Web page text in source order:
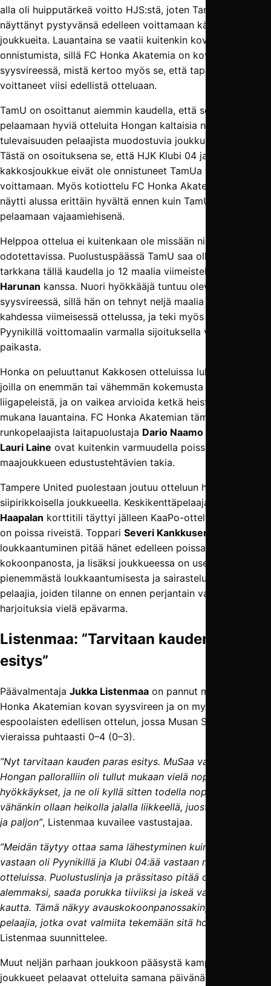
alla oli huipputärkeä voitto HJS:stä, joten TamU on
näyttänyt pystyvänsä edelleen voittamaan kärkipään
joukkueita. Lauantaina se vaatii kuitenkin kovaa
onnistumista, sillä FC Honka Akatemia on kovassa
syysvireessä, mistä kertoo myös se, että tapiolalaiset ovat
voittaneet viisi edellistä otteluaan.
TamU on osoittanut aiemmin kaudella, että se pystyy
pelaamaan hyviä otteluita Hongan kaltaisia nuorista
tulevaisuuden pelaajista muodostuvia joukkueita vastaan.
Tästä on osoituksena se, että HJK Klubi 04 ja Ilveksen
kakkosjoukkue eivät ole onnistuneet TamUa tällä kaudella
voittamaan. Myös kotiottelu FC Honka Akatemiaa vastaan
näytti alussa erittäin hyvältä ennen kuin TamU joutui
pelaamaan vajaamiehisenä.
Helppoa ottelua ei kuitenkaan ole missään nimessä
odotettavissa. Puolustuspäässä TamU saa olla erityisen
tarkkana tällä kaudella jo 12 maalia viimeistelleen
Harunan kanssa. Nuori hyökkääjä tuntuu olevan kovassa
syysvireessä, sillä hän on tehnyt neljä maalia Hongan
kahdessa viimeisessä ottelussa, ja teki myös aiemmin
Pyynikillä voittomaalin varmalla sijoituksella vapaasta
paikasta.
Honka on peluuttanut Kakkosen otteluissa lukuisia pelaajia,
joilla on enemmän tai vähemmän kokemusta myös
liigapeleistä, ja on vaikea arvioida ketkä heistä ovat
mukana lauantaina. FC Honka Akatemian tämän kauden
runkopelaajista laitapuolustaja Dario Naamo
Lauri Laine ovat kuitenkin varmuudella poissa U18-
maajoukkueen edustustehtävien takia.
Tampere United puolestaan joutuu otteluun hiukan
siipirikkoisella joukkueella. Keskikenttäpelaaja
Haapalan korttitili täyttyi jälleen KaaPo-ottelussa, ja hän
on poissa riveistä. Toppari Severi Kankkusen
loukkaantuminen pitää hänet edelleen poissa
kokoonpanosta, ja lisäksi joukkueessa on useita muita
pienemmästä loukkaantumisesta ja sairastelusta kärsineitä
pelaajia, joiden tilanne on ennen perjantain valmistavia
harjoituksia vielä epävarma.
Listenmaa: ”Tarvitaan kauden paras
esitys”
Päävalmentaja Jukka Listenmaa on pannut merkille FC
Honka Akatemian kovan syysvireen ja on myös katsonut
espoolaisten edellisen ottelun, jossa Musan Salama kaatui
vieraissa puhtaasti 0–4 (0–3).
”Nyt tarvitaan kauden paras esitys. MuSaa vastaan
Hongan palloralliin oli tullut mukaan vielä nopeat
hyökkäykset, ja ne oli kyllä sitten todella nopeita. Jos
vähänkin ollaan heikolla jalalla liikkeellä, juostaan perässä
ja paljon”, Listenmaa kuvailee vastustajaa.
”Meidän täytyy ottaa sama lähestyminen kuin Honkaa
vastaan oli Pyynikillä ja Klubi 04:ää vastaan molemmissa
otteluissa. Puolustuslinja ja prässitaso pitää ottaa
alemmaksi, saada porukka tiiviiksi ja iskeä vastaan sen
kautta. Tämä näkyy avauskokoonpanossakin, eli siellä on
pelaajia, jotka ovat valmiita tekemään sitä hommaa”
Listenmaa suunnittelee.
Muut neljän parhaan joukkoon pääsystä kamppailevat
joukkueet pelaavat otteluita samana päivänä TamUn